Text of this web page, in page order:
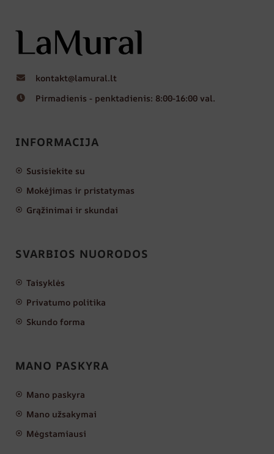
kontakt@lamural.lt
Pirmadienis - penktadienis: 8:00-16:00 val.
INFORMACIJA
Susisiekite su
Mokėjimas ir pristatymas
Grąžinimai ir skundai
SVARBIOS NUORODOS
Taisyklės
Privatumo politika
Skundo forma
MANO PASKYRA
Mano paskyra
Mano užsakymai
Mėgstamiausi